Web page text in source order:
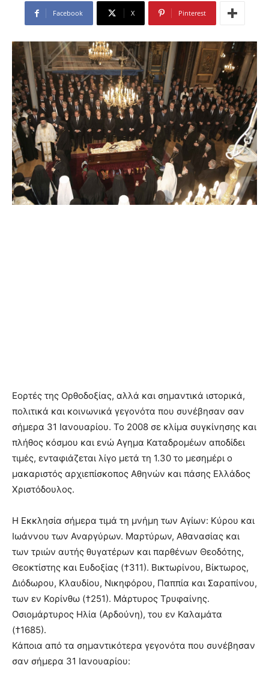
Facebook X Pinterest
Εορτές της Ορθοδοξίας, αλλά και σημαντικά ιστορικά,
πολιτικά και κοινωνικά γεγονότα που συνέβησαν σαν
σήμερα 31 Ιανουαρίου. Το 2008 σε κλίμα συγκίνησης και
πλήθος κόσμου και ενώ Αγημα Καταδρομέων αποδίδει
τιμές, ενταφιάζεται λίγο μετά τη 1.30 το μεσημέρι ο
μακαριστός αρχιεπίσκοπος Αθηνών και πάσης Ελλάδος
Χριστόδουλος.
Η Εκκλησία σήμερα τιμά τη μνήμη των Αγίων: Κύρου και
Ιωάννου των Αναργύρων. Μαρτύρων, Αθανασίας και
των τριών αυτής θυγατέρων και παρθένων Θεοδότης,
Θεοκτίστης και Ευδοξίας (†311). Βικτωρίνου, Βίκτωρος,
Διόδωρου, Κλαυδίου, Νικηφόρου, Παππία και Σαραπίνου,
των εν Κορίνθω (†251). Μάρτυρος Τρυφαίνης.
Οσιομάρτυρος Ηλία (Αρδούνη), του εν Καλαμάτα
(†1685).
Κάποια από τα σημαντικότερα γεγονότα που συνέβησαν
σαν σήμερα 31 Ιανουαρίου: